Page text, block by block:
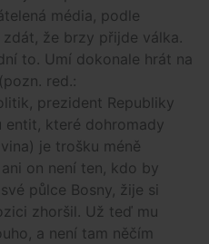
média, podle
že brzy přijde válka.
to. Umí dokonale hrát na
red.:
prezident Republiky
entit, které dohromady
je trošku méně
on není ten, kdo by
půlce Bosny, žije si
zhoršil. Už teď mu
a není tam něčím